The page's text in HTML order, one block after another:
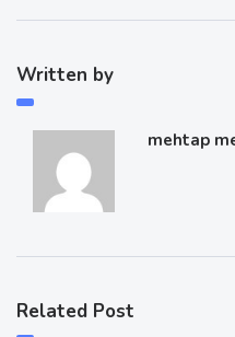
Written by
mehtap
Related Post